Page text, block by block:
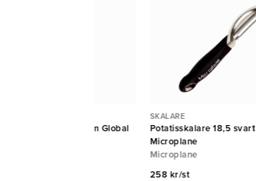
rostfri 5cm Global
SKALARE
Potatisskalare 18,5 svart
Microplane
Microplane
258 kr/st